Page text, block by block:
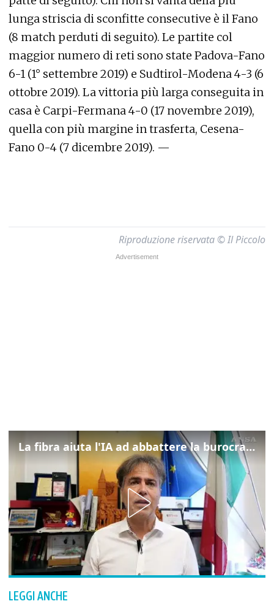
lunga striscia di sconfitte consecutive è il Fano
(8 match perduti di seguito). Le partite col
maggior numero di reti sono state Padova-Fano
6-1 (1° settembre 2019) e Sudtirol-Modena 4-3 (6
ottobre 2019). La vittoria più larga conseguita in
casa è Carpi-Fermana 4-0 (17 novembre 2019),
quella con più margine in trasferta, Cesena-
Fano 0-4 (7 dicembre 2019). —
Riproduzione riservata © Il Piccolo
La fibra aiuta l'IA ad abbattere la burocrazia, progetto pilota in Veneto
LEGGI ANCHE